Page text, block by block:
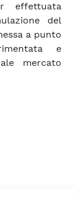
effettuata
del
a punto
e
mercato